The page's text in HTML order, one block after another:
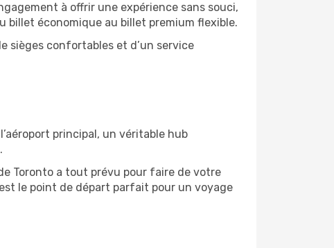
à offrir une expérience sans souci,
billet économique au billet premium flexible.
sièges confortables et d’un service
principal, un véritable hub
Toronto a tout prévu pour faire de votre
le point de départ parfait pour un voyage